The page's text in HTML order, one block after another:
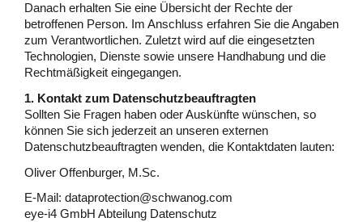
Danach erhalten Sie eine Übersicht der Rechte der
betroffenen Person. Im Anschluss erfahren Sie die Angaben
zum Verantwortlichen. Zuletzt wird auf die eingesetzten
Technologien, Dienste sowie unsere Handhabung und die
Rechtmäßigkeit eingegangen.
1. Kontakt zum Datenschutzbeauftragten
Sollten Sie Fragen haben oder Auskünfte wünschen, so
können Sie sich jederzeit an unseren externen
Datenschutzbeauftragten wenden, die Kontaktdaten lauten:
Oliver Offenburger, M.Sc.
E-Mail: dataprotection@schwanog.com
eye-i4 GmbH Abteilung Datenschutz